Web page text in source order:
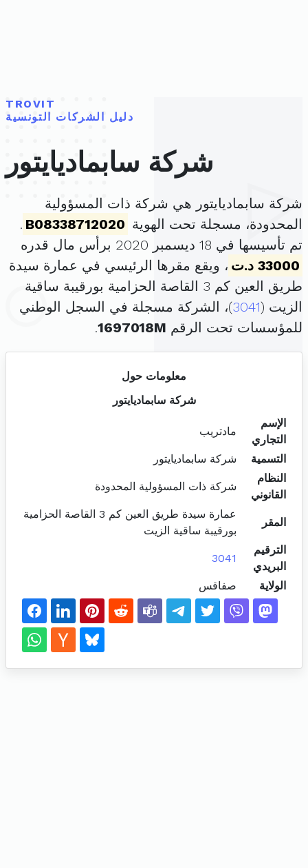
TROVIT
دليل الشركات التونسية
شركة سابماديايتور
شركة سابماديايتور هي شركة ذات المسؤولية
المحدودة، مسجلة تحت الهوية B08338712020
.
تم تأسيسها في 18 ديسمبر 2020 برأس مال قدره
33000 د.ت
، ويقع مقرها الرئيسي في عمارة سيدة
طريق العين كم 3 القاصة الحزامية بورقيبة ساقية
الزيت (3041)، الشركة مسجلة في السجل الوطني
للمؤسسات تحت الرقم 1697018M
.
معلومات حول
شركة سابماديايتور
الإسم
التجاري
مادتريب
التسمية
شركة سابماديايتور
النظام
القانوني
شركة ذات المسؤولية المحدودة
المقر
عمارة سيدة طريق العين كم 3 القاصة الحزامية
بورقيبة ساقية الزيت
الترقيم
البريدي
3041
الولاية صفاقس